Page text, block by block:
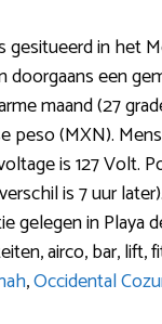
in het
een
maand (27
peso (MXN).
is 127 Volt.
is 7 uur
in
airco, bar, lift,
,Occidental